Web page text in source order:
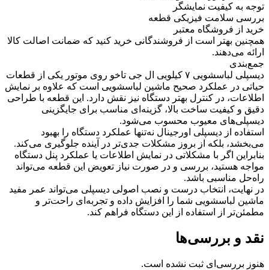
توجه به کیفیت نمایشگر
بررسی سلامت فیزیکی قطعه
خرید از فروشگاه معتبر
همچنین بهتر است از فروشندگانی خرید کنید که ضمانت اصالت کالا
ارائه می‌دهند.
جمع‌بندی
دیسپلی لباسشویی ۷ کیلویی ال جی تاخو روی موتور یکی از قطعات
حیاتی در عملکرد صحیح ماشین لباسشویی است که علاوه بر نمایش
اطلاعات، در کنترل بهتر دستگاه نیز نقش دارد. این قطعه با طراحی
دقیق و کیفیت ساخت بالا، گزینه‌ای مناسب برای جایگزینی
دیسپلی‌های معیوب محسوب می‌شود.
استفاده از دیسپلی اورجینال نه‌تنها عملکرد دستگاه را بهبود
می‌بخشد، بلکه از بروز مشکلات جدی‌تر در آینده جلوگیری می‌کند.
بنابراین اگر با مشکلاتی در نمایش اطلاعات یا عملکرد پنل دستگاه
مواجه هستید، بررسی و در صورت نیاز تعویض این قطعه می‌تواند
راه‌حل مناسبی باشد.
در نهایت، انتخاب درست و نصب اصولی دیسپلی می‌تواند عمر مفید
ماشین لباسشویی شما را افزایش داده و تجربه‌ای راحت‌تر و
مطمئن‌تر از استفاده از این دستگاه فراهم کند.
نقد و بررسی‌ها
هنوز بررسی‌ای ثبت نشده است.